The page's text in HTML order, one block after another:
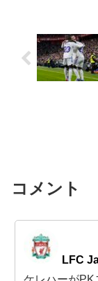
コメント
LFC